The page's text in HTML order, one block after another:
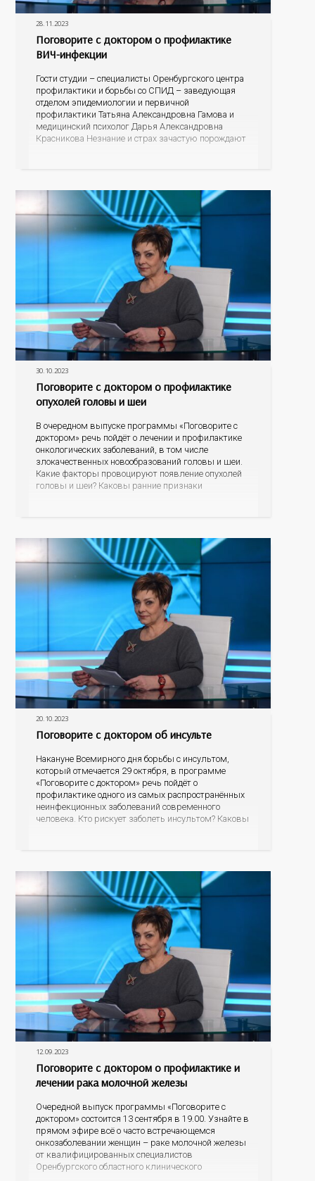
28.11.2023
Поговорите с доктором о профилактике
ВИЧ-инфекции
Гости студии – специалисты Оренбургского центра
профилактики и борьбы со СПИД – заведующая
отделом эпидемиологии и первичной
профилактики Татьяна Александровна Гамова и
медицинский психолог Дарья Александровна
Красникова Незнание и страх зачастую порождают
30.10.2023
Поговорите с доктором о профилактике
опухолей головы и шеи
В очередном выпуске программы «Поговорите с
доктором» речь пойдёт о лечении и профилактике
онкологических заболеваний, в том числе
злокачественных новообразований головы и шеи.
Какие факторы провоцируют появление опухолей
головы и шеи? Каковы ранние признаки
20.10.2023
Поговорите с доктором об инсульте
Накануне Всемирного дня борьбы с инсультом,
который отмечается 29 октября, в программе
«Поговорите с доктором» речь пойдёт о
профилактике одного из самых распространённых
неинфекционных заболеваний современного
человека. Кто рискует заболеть инсультом? Каковы
12.09.2023
Поговорите с доктором о профилактике и
лечении рака молочной железы
Очередной выпуск программы «Поговорите с
доктором» состоится 13 сентября в 19.00. Узнайте в
прямом эфире всё о часто встречающемся
онкозаболевании женщин – раке молочной железы
от квалифицированных специалистов
Оренбургского областного клинического